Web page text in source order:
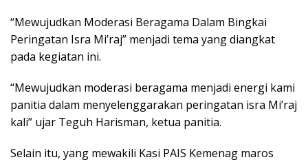
“Mewujudkan Moderasi Beragama Dalam Bingkai
Peringatan Isra Mi’raj” menjadi tema yang diangkat
pada kegiatan ini.
“Mewujudkan moderasi beragama menjadi energi kami
panitia dalam menyelenggarakan peringatan isra Mi’raj
kali” ujar Teguh Harisman, ketua panitia.
Selain itu, yang mewakili Kasi PAIS Kemenag maros